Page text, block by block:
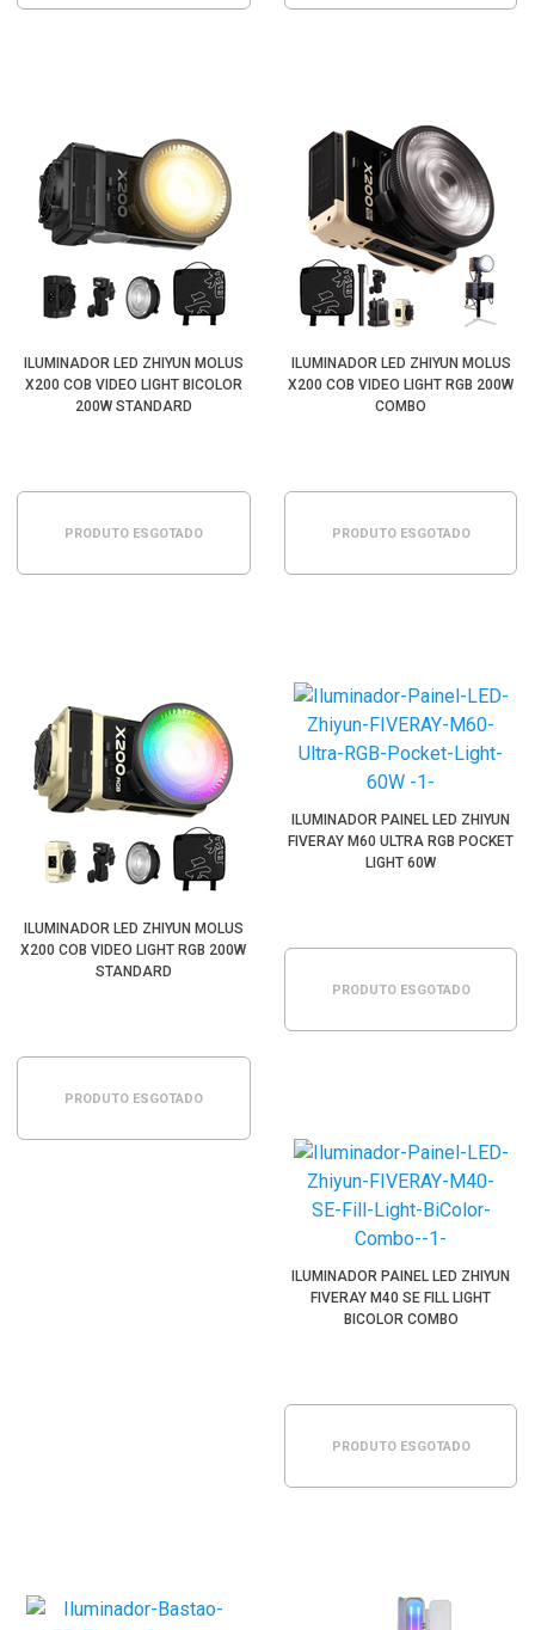
ILUMINADOR LED ZHIYUN MOLUS
X200 COB VIDEO LIGHT BICOLOR
200W STANDARD
PRODUTO ESGOTADO
ILUMINADOR LED ZHIYUN MOLUS
X200 COB VIDEO LIGHT RGB 200W
COMBO
PRODUTO ESGOTADO
ILUMINADOR LED ZHIYUN MOLUS
X200 COB VIDEO LIGHT RGB 200W
STANDARD
PRODUTO ESGOTADO
ILUMINADOR PAINEL LED ZHIYUN
FIVERAY M60 ULTRA RGB POCKET
LIGHT 60W
PRODUTO ESGOTADO
ILUMINADOR PAINEL LED ZHIYUN
FIVERAY M40 SE FILL LIGHT
BICOLOR COMBO
PRODUTO ESGOTADO